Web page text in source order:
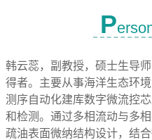
P
韩云蕊，副教授，硕士生导
得者。主要从事海洋生态环
测序自动化建库数字微流控
和检测。通过多相流动与多
疏油表面微纳结构设计，结